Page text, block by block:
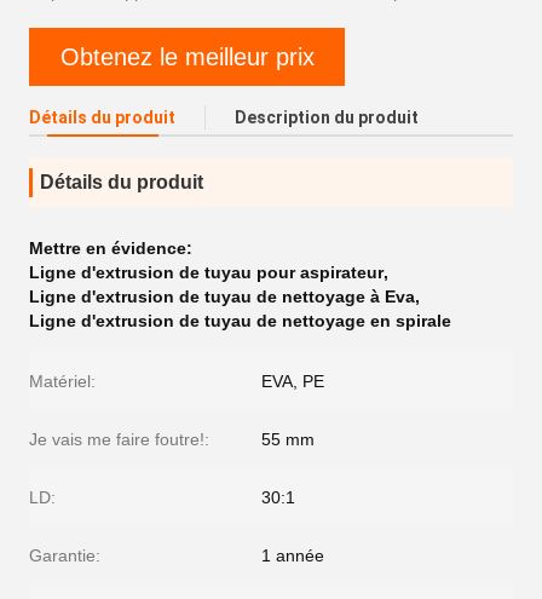
Obtenez le meilleur prix
Détails du produit Description du produit
Détails du produit
Mettre en évidence:
Ligne d'extrusion de tuyau pour aspirateur,
Ligne d'extrusion de tuyau de nettoyage à Eva,
Ligne d'extrusion de tuyau de nettoyage en spirale
Matériel: EVA, PE
Je vais me faire foutre!: 55 mm
LD: 30:1
Garantie: 1 année